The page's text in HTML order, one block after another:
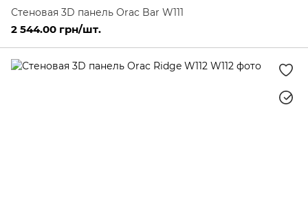
Стеновая 3D панель Orac Bar W111
2 544.00 грн/шт.